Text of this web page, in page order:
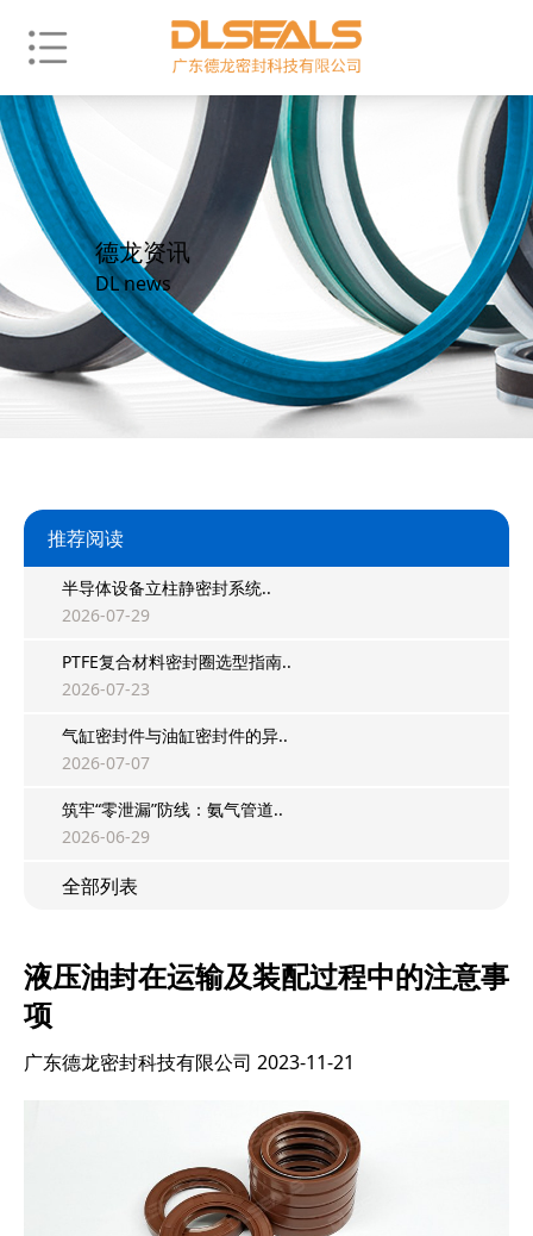
德龙资讯
DL news
推荐阅读
半导体设备立柱静密封系统..
2026-07-29
PTFE复合材料密封圈选型指南..
2026-07-23
气缸密封件与油缸密封件的异..
2026-07-07
筑牢“零泄漏”防线：氨气管道..
2026-06-29
全部列表
液压油封在运输及装配过程中的注意事
项
广东德龙密封科技有限公司 2023-11-21